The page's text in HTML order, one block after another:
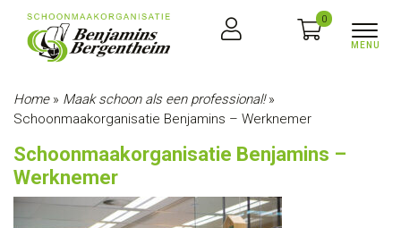
0
Home» Maak schoon als een professional!»
Schoonmaakorganisatie Benjamins – Werknemer
Schoonmaakorganisatie Benjamins –
Werknemer